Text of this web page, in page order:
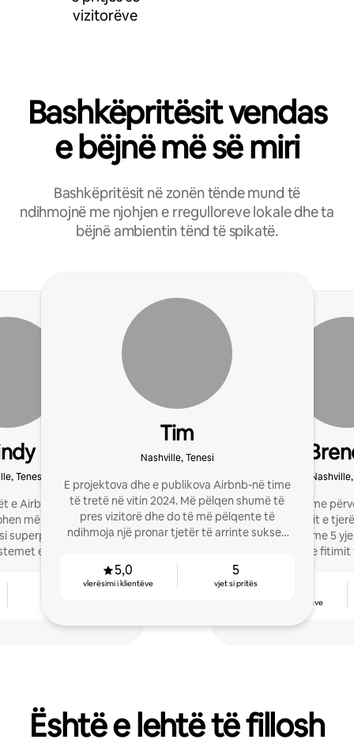
vizitorëve
Bashkëpritësit vendas
e bëjnë më së miri
Bashkëpritësit në zonën tënde mund të
ndihmojnë me njohjen e rregulloreve lokale dhe ta
bëjnë ambientin tënd të spikatë.
Tenesi
e Airbnb të fitojnë më
më pak me qasjen
superpritës me 5 yje,
e fuqishme dhe
Tim
Nashville, Tenesi
E projektova dhe e publikova Airbnb-në time
të tretë në vitin 2024. Më pëlqen shumë të
pres vizitorë dhe do të më pëlqente të
ndihmoja një pronar tjetër të arrinte sukses
5,0
vlerësimi i klientëve
5
vjet si pritës
Jam një pritës me
ndihmuar pritësit e
të shkëlqyera me 5
potencialin e
vlerësimi i klientëve
Është e lehtë të fillosh